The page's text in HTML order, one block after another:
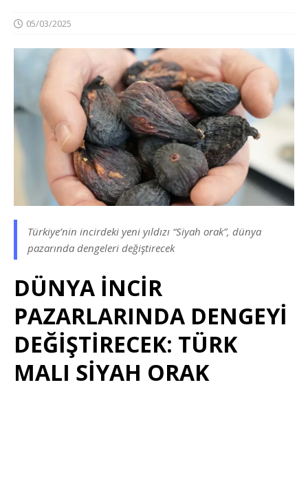
05/03/2025
Türkiye’nin incirdeki yeni yıldızı “Siyah orak”, dünya
pazarında dengeleri değiştirecek
DÜNYA İNCİR
PAZARLARINDA DENGEYİ
DEĞİŞTİRECEK: TÜRK
MALI SİYAH ORAK